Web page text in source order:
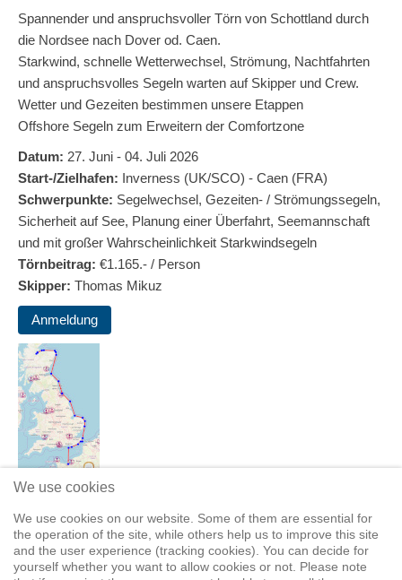
Spannender und anspruchsvoller Törn von Schottland durch
die Nordsee nach Dover od. Caen.
Starkwind, schnelle Wetterwechsel, Strömung, Nachtfahrten
und anspruchsvolles Segeln warten auf Skipper und Crew.
Wetter und Gezeiten bestimmen unsere Etappen
Offshore Segeln zum Erweitern der Comfortzone
Datum: 27. Juni - 04. Juli 2026
Start-/Zielhafen: Inverness (UK/SCO) - Caen (FRA)
Schwerpunkte: Segelwechsel, Gezeiten- / Strömungssegeln,
Sicherheit auf See, Planung einer Überfahrt, Seemannschaft
und mit großer Wahrscheinlichkeit Starkwindsegeln
Törnbeitrag: €1.165.- / Person
Skipper: Thomas Mikuz
Anmeldung
Previous Event
We use cookies
We use cookies on our website. Some of them are essential for
the operation of the site, while others help us to improve this site
and the user experience (tracking cookies). You can decide for
yourself whether you want to allow cookies or not. Please note